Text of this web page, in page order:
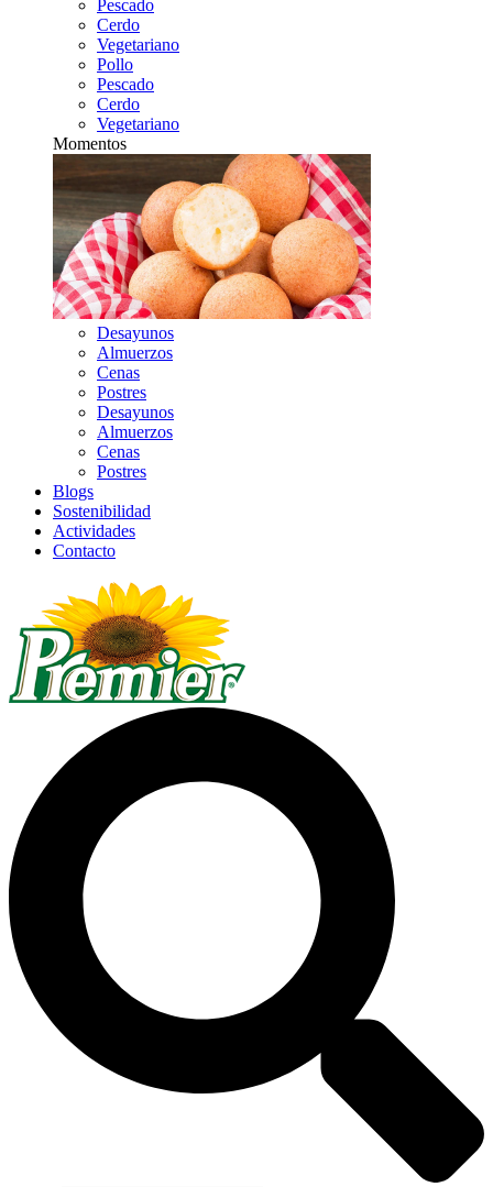
Pescado
Cerdo
Vegetariano
Pollo
Pescado
Cerdo
Vegetariano
Momentos
Desayunos
Almuerzos
Cenas
Postres
Desayunos
Almuerzos
Cenas
Postres
Blogs
Sostenibilidad
Actividades
Contacto